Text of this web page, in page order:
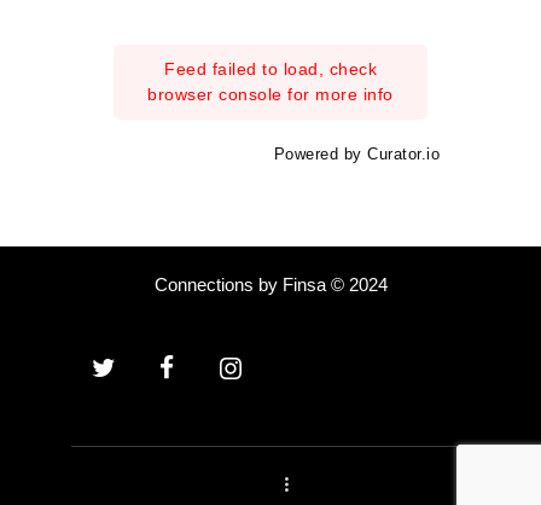
Feed failed to load, check
browser console for more info
Powered by Curator.io
Connections by Finsa © 2024